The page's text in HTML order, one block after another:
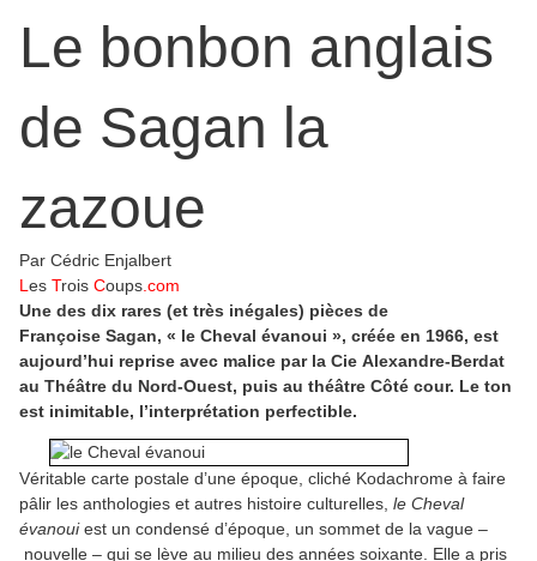
Le bonbon anglais
de Sagan la
zazoue
Par Cédric Enjalbert
L es Trois Coups .com
Une des dix rares (et très inégales) pièces de
Françoise Sagan, « le Cheval évanoui », créée en 1966, est
aujourd’hui reprise avec malice par la Cie Alexandre-Berdat
au Théâtre du Nord-Ouest, puis au théâtre Côté cour. Le ton
est inimitable, l’interprétation perfectible.
Véritable carte postale d’une époque, cliché Kodachrome à faire
pâlir les anthologies et autres histoire culturelles, le Cheval
évanouiest un condensé d’époque, un sommet de la vague –
nouvelle – qui se lève au milieu des années soixante. Elle a pris